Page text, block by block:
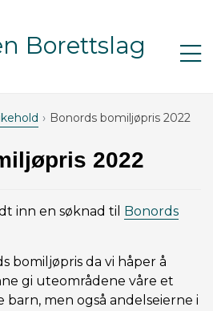
Borettslag
Bonords bomiljøpris 2022
2022
inn en søknad til Bonords
bomiljøpris da vi håper å
gi uteområdene våre et
barn, men også andelseierne i